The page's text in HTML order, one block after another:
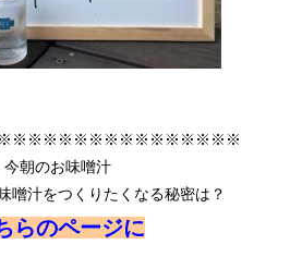
今朝のお味噌汁
噌汁をつくりたくなる秘密は？
らのページに